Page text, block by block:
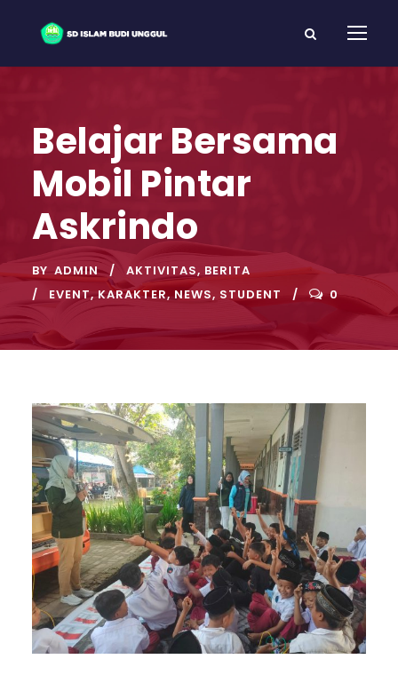
Belajar Bersama
Mobil Pintar
Askrindo
BY ADMIN AKTIVITAS, BERITA
EVENT, KARAKTER, NEWS, STUDENT 0